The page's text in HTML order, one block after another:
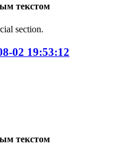
текстом
section.
02 19:53:12
текстом